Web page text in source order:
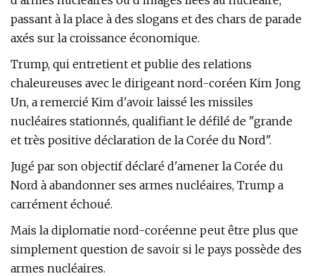
passant à la place à des slogans et des chars de parade
axés sur la croissance économique.
Trump, qui entretient et publie des relations
chaleureuses avec le dirigeant nord-coréen Kim Jong
Un, a remercié Kim d'avoir laissé les missiles
nucléaires stationnés, qualifiant le défilé de "grande
et très positive déclaration de la Corée du Nord".
Jugé par son objectif déclaré d'amener la Corée du
Nord à abandonner ses armes nucléaires, Trump a
carrément échoué.
Mais la diplomatie nord-coréenne peut être plus que
simplement question de savoir si le pays possède des
armes nucléaires.